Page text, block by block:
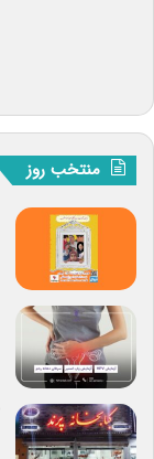
منتخب روز